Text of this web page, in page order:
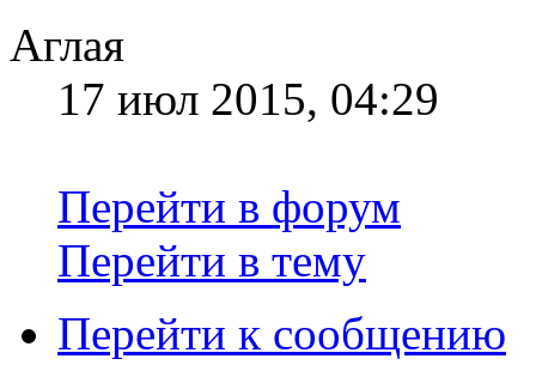
Аглая
17 июл 2015, 04:29
Перейти в форум
Перейти в тему
Перейти к сообщению